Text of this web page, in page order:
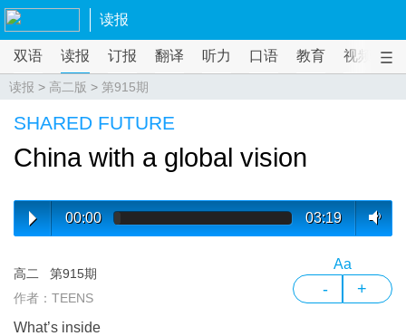
读报
双语 读报 订报 翻译 听力 口语 教育 视频
读报 > 高二版 > 第915期
SHARED FUTURE
China with a global vision
00:00 03:19
高二
第915期
作者：TEENS
Aa
- +
What’s inside